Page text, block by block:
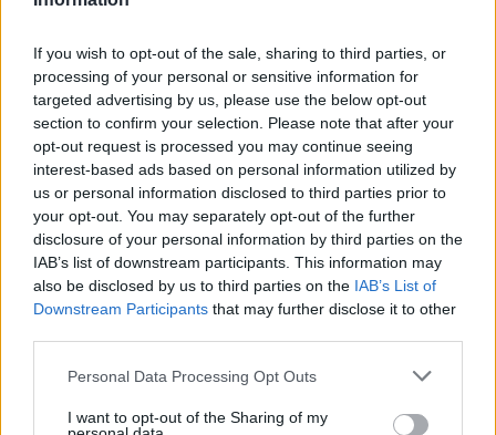
If you wish to opt-out of the sale, sharing to third parties, or
processing of your personal or sensitive information for
targeted advertising by us, please use the below opt-out
section to confirm your selection. Please note that after your
opt-out request is processed you may continue seeing
interest-based ads based on personal information utilized by
us or personal information disclosed to third parties prior to
your opt-out. You may separately opt-out of the further
disclosure of your personal information by third parties on the
IAB’s list of downstream participants. This information may
also be disclosed by us to third parties on the IAB’s List of
Downstream Participants that may further disclose it to other
Please note that this website/app uses one or more Google
not limited to your visit or usage behaviour. You may click to
Personal Data Processing Opt Outs
I want to opt-out of the Sharing of my
mértéke. Egy évvel korábban ez a szám
negyven százalék volt. Igaz, a felmérést nem
sokkal a hallei zsinagógatámadás után
készítették.
Mint ismert, a kelet-
németországi városban egy
szélsőjobboldali férfi a
legnagyobb zsidó ünnep, a Jóm
Kippur idején megpróbált